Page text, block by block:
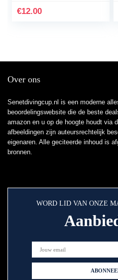
€12.00
Over ons
Senetdivingcup.nl is een moderne
beoordelingswebsite die de beste
amazon en u op de hoogte houdt via
afbeeldingen zijn auteursrechtelijk
eigenaren. Alle geciteerde inhoud is
bronnen.
WORD LID VAN ONZE